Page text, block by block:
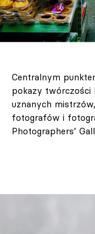
Centralnym
pokazy
uznanych
fotografów i
Photographers’